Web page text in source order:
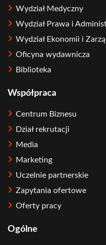
Wydział Medyczny
Wydział Prawa i
Wydział Ekonomii i
Oficyna wydawnicza
Biblioteka
Współpraca
Centrum Biznesu
Dział rekrutacji
Media
Marketing
Uczelnie partnerskie
Zapytania ofertowe
Oferty pracy
Ogólne